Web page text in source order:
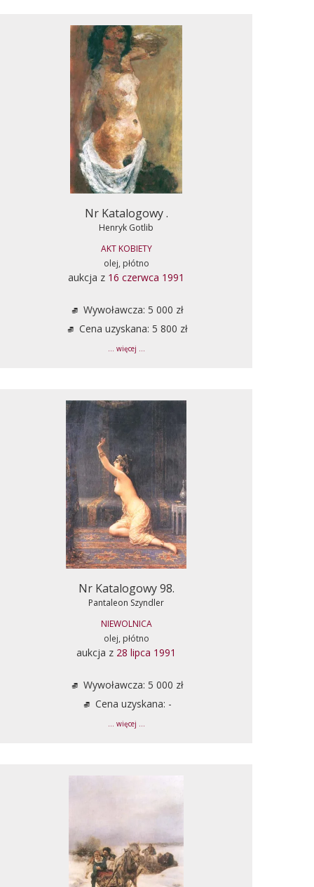
Nr Katalogowy .
Henryk Gotlib
AKT KOBIETY
olej, płótno
aukcja z 16 czerwca 1991
Wywoławcza: 5 000 zł
Cena uzyskana: 5 800 zł
... więcej ...
Nr Katalogowy 98.
Pantaleon Szyndler
NIEWOLNICA
olej, płótno
aukcja z 28 lipca 1991
Wywoławcza: 5 000 zł
Cena uzyskana: -
... więcej ...